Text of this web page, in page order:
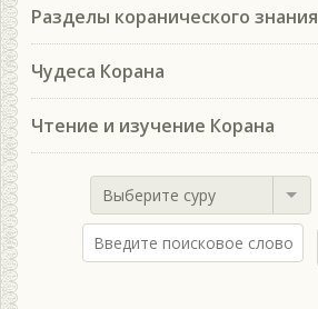
Разделы коранического знания
Чудеса Корана
Чтение и изучение Корана
Выберите суру